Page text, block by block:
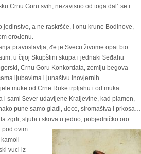
Crnu Goru svih, nezavisno od toga dal΄ se i
a ne raskršće, i onu krune Bodinove,
orođenu.
pravoslavlja, đe je Svecu živome opat bio
u čijoj Skupštini skupa i jednaki $eđahu
Crnu Goru Konkordata, zemlju begova
ljubavima i junaštvu inovjernih…
muke od Crne Ruke trpljahu i od muka
i sami $ever udavljene Kraljevine, kad plamen,
pune samo gladi, đece, siromaštva i prkosa…
zgrli, sljubi i skova u jedno, pobjedničko oro…
pod ovim
vuci iz